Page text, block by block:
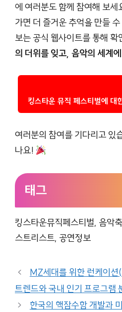
에 여러분도 함께 참여해 보세
가면 더 즐거운 추억을 만들
보는 공식 웹사이트를 통해 확
의 더위를 잊고, 음악의 세계
킹스타운 뮤직 페스티벌에 대
여러분의 참여를 기다리고 있
나요!
태그
킹스타운뮤직페스티벌, 음악
스트리스트, 공연정보
MZ세대를 위한 런케이
트렌드와 국내 인기 프로그램
한국의 핵잠수함 개발과